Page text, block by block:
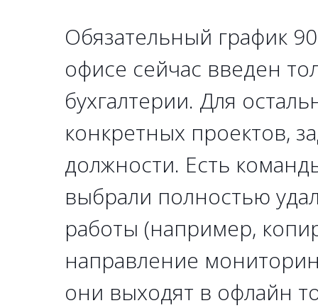
Обязательный график
офисе сейчас введен
бухгалтерии. Для
конкретных проектов,
должности. Есть
выбрали полностью
работы (например,
направление
они выходят в офлайн